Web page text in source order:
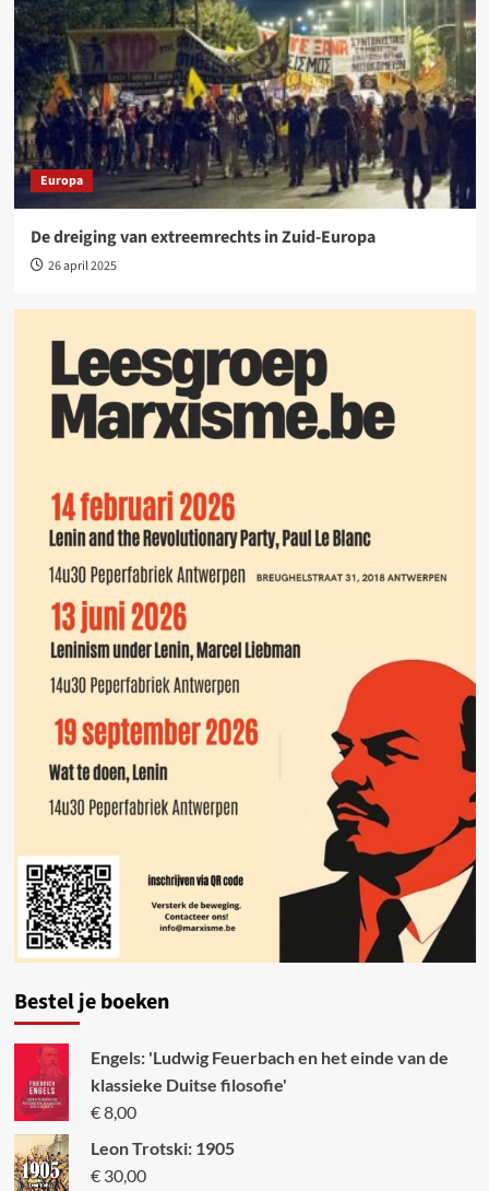
Europa
De dreiging van extreemrechts in Zuid-Europa
26 april 2025
Bestel je boeken
Engels: 'Ludwig Feuerbach en het einde van de
klassieke Duitse filosofie'
€8,00
Leon Trotski: 1905
€30,00